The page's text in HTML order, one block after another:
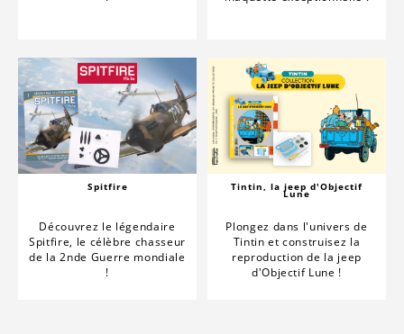
Spitfire
Découvrez le légendaire
Spitfire, le célèbre chasseur
de la 2nde Guerre mondiale
!
Tintin, la jeep d'Objectif
Lune
Plongez dans l'univers de
Tintin et construisez la
reproduction de la jeep
d'Objectif Lune !